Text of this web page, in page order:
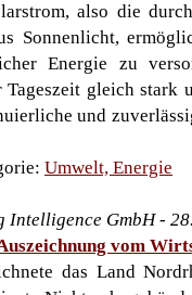
also die
Sonnenlicht,
Energie zu
gleich stark
und
Umwelt, Energie
Intelligence GmbH -
vom
das Land